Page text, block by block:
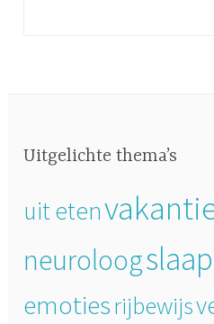
Uitgelichte thema’s
uit eten
neuroloog
emotiesrijbewijs